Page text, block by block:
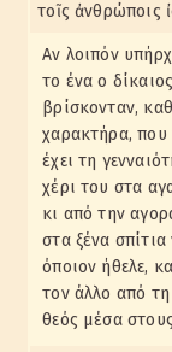
τοῖς ἀνθρώποις
Αν λοιπόν
το ένα ο
βρίσκονταν,
χαρακτήρα, που
έχει τη
χέρι του στα
κι από την
στα ξένα σπίτια
όποιον ήθελε,
τον άλλο από
θεός μέσα